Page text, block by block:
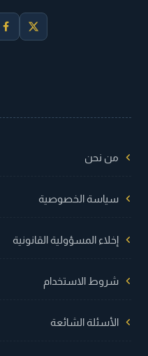
من نحن
سياسة الخصوصية
إخلاء المسؤولية القانونية
شروط الاستخدام
الأسئلة الشائعة